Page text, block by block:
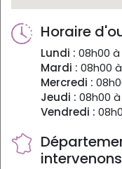
Horaire
Lundi : 08h00 à
Mardi : 08h00
Mercredi :
Jeudi : 08h00 à
Vendredi :